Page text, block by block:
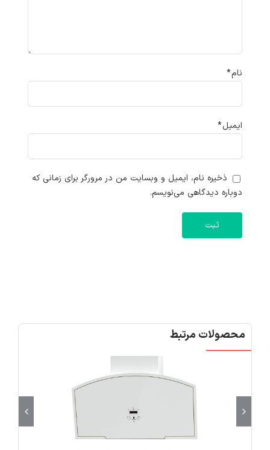
نام*
ایمیل*
ذخیره نام، ایمیل و وبسایت من در مرورگر برای زمانی که
دوباره دیدگاهی می‌نویسم.
محصولات مرتبط